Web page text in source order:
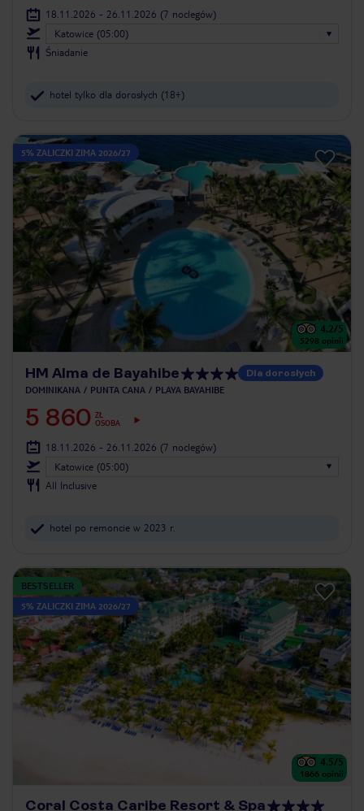
18.11.2026 - 26.11.2026 (7 noclegów)
Katowice (05:00)
Śniadanie
hotel tylko dla dorosłych (18+)
5% ZALICZKI ZIMA 2026/27
4.2/5
5298 opinii
HM Alma de Bayahibe Dla dorosłych
DOMINIKANA PUNTA CANA PLAYA BAYAHIBE
5 860 ZŁ
OSOBA
18.11.2026 - 26.11.2026 (7 noclegów)
Katowice (05:00)
All Inclusive
hotel po remoncie w 2023 r.
BESTSELLER
5% ZALICZKI ZIMA 2026/27
4.5/5
1866 opinii
Coral Costa Caribe Resort & Spa